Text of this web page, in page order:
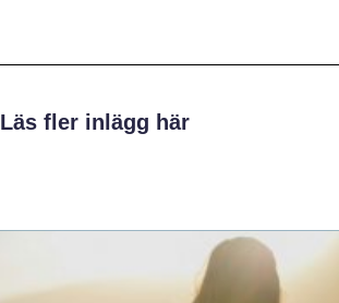
Läs fler inlägg här